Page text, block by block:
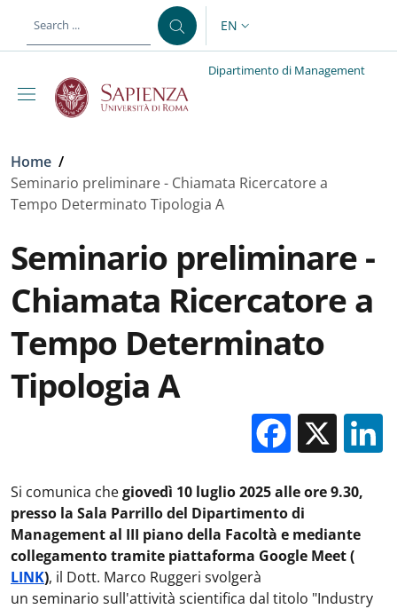
LANGUAGE SWITCHER:
EN
Dipartimento di Management
Breadcrumb
Home /
Seminario preliminare - Chiamata Ricercatore a
Tempo Determinato Tipologia A
Seminario preliminare -
Chiamata Ricercatore a
Tempo Determinato
Tipologia A
X
Si comunica chegiovedì 10 luglio 2025 alle ore 9.30,
presso la Sala Parrillo del Dipartimento di
Management al III piano della Facoltà e mediante
collegamento tramite piattaforma Google Meet (
LINK), il Dott. Marco Ruggeri svolgerà
un seminario sull'attività scientifica dal titolo "Industry